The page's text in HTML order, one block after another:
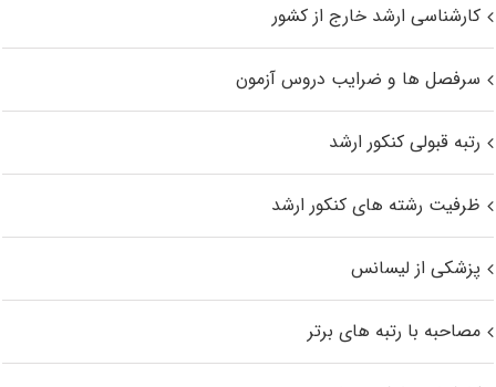
کارشناسی ارشد خارج از کشور
سرفصل ها و ضرایب دروس آزمون
رتبه قبولی کنکور ارشد
ظرفیت رشته های کنکور ارشد
پزشکی از لیسانس
مصاحبه با رتبه های برتر